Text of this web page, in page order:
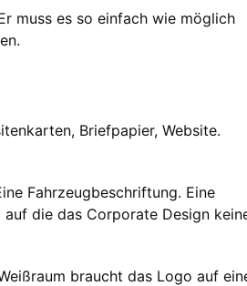
muss es so einfach wie möglich
Briefpapier, Website.
Fahrzeugbeschriftung. Eine
die das Corporate Design
braucht das Logo auf